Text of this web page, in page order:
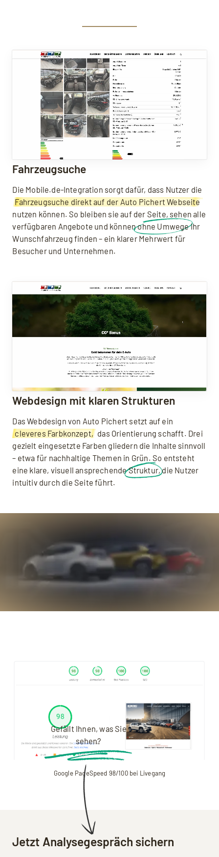
Fahrzeugsuche
Die Mobile.de-Integration sorgt dafür, dass Nutzer die
Fahrzeugsuche direkt auf der Auto Pichert Webseite
nutzen können. So bleiben sie auf der Seite, sehen alle
verfügbaren Angebote und könnenohne Umwegeihr
Wunschfahrzeug finden – ein klarer Mehrwert für
Besucher und Unternehmen.
Webdesign mit klaren Strukturen
Das Webdesign von Auto Pichert setzt auf ein
cleveres Farbkonzept, das Orientierung schafft. Drei
gezielt eingesetzte Farben gliedern die Inhalte sinnvoll
– etwa für nachhaltige Themen in Grün. So entsteht
eine klare, visuell ansprechendeStruktur, die Nutzer
intuitiv durch die Seite führt.
Google PageSpeed 98/100 bei Livegang
Gefällt Ihnen, was Sie
sehen?
Jetzt Analysegespräch sichern